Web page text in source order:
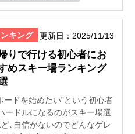
キング 更新日：2025/11/13
りで行ける初心者にお
めスキー場ランキング
ードを始めたい”という初心者
ードルになるのがスキー場選
､自信がないのでどんなゲレ